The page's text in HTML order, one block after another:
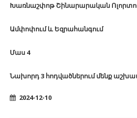
Խառնաշփոթ Շինարարական
Ամփոփում և Եզրահանգում
Մաս 4
Նախորդ 3 հոդվածներում մենք
2024-12-10